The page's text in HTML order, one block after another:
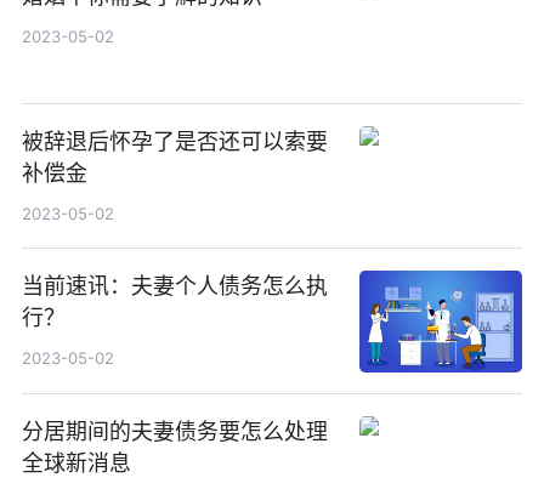
2023-05-02
被辞退后怀孕了是否还可以索要
补偿金
2023-05-02
当前速讯：夫妻个人债务怎么执
行？
2023-05-02
分居期间的夫妻债务要怎么处理
全球新消息